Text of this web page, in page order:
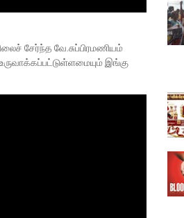
சேர்ந்த வே.சுப்பிரமணியம்
உருவாக்கப்பட்டுள்ளமையும் இங்கு